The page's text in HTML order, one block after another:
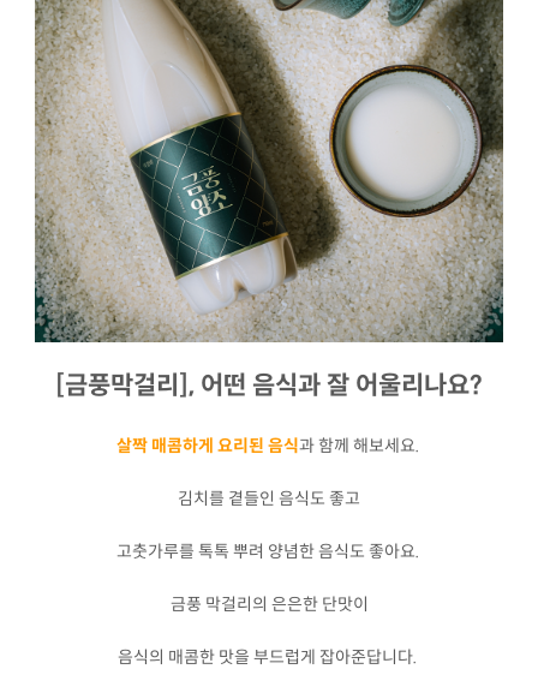
[금풍막걸리], 어떤 음식과 잘 어울리나요?
살짝 매콤하게 요리된 음식과 함께 해보세요.
김치를 곁들인 음식도 좋고
고춧가루를 톡톡 뿌려 양념한 음식도 좋아요.
금풍 막걸리의 은은한 단맛이
음식의 매콤한 맛을 부드럽게 잡아준답니다.